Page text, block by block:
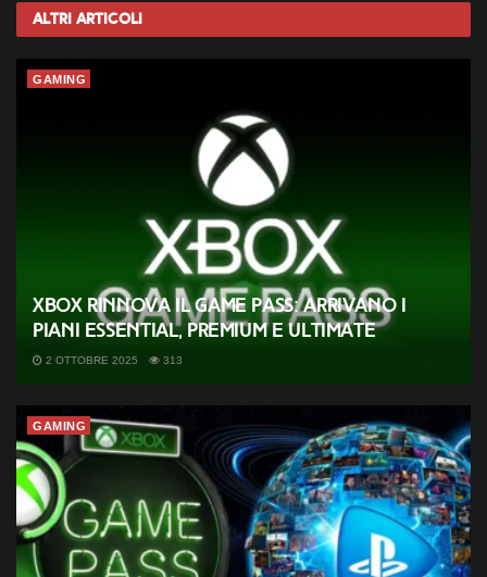
Altri Articoli
GAMING
Xbox rinnova il Game Pass: arrivano i
piani Essential, Premium e Ultimate
2 OTTOBRE 2025 313
GAMING